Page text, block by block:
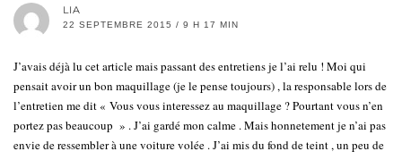
LIA
22 SEPTEMBRE 2015 / 9 H 17 MIN
J’avais déjà lu cet article mais passant des entretiens je l’ai relu ! Moi qui
pensait avoir un bon maquillage (je le pense toujours) , la responsable lors de
l’entretien me dit « Vous vous interessez au maquillage ? Pourtant vous n’en
portez pas beaucoup » . J’ai gardé mon calme . Mais honnetement je n’ai pas
envie de ressembler à une voiture volée . J’ai mis du fond de teint , un peu de